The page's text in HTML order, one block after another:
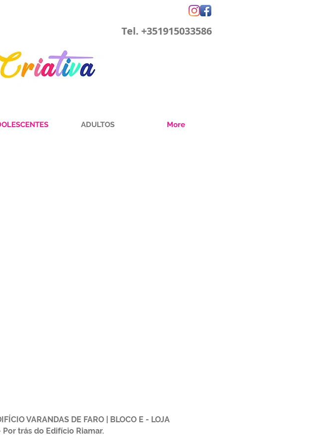
Tel. +351915033586
ADULTOS More
VARANDAS DE FARO | BLOCO E - LOJA
Por trás do Edifício Riamar.